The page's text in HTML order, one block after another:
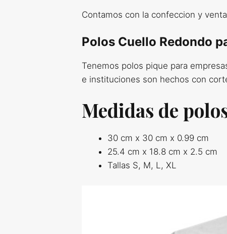
Contamos con la confeccion y
Polos Cuello Redondo
Tenemos polos pique para
e instituciones son hechos con
Medidas de
30 cm x 30 cm x 0.99 cm
25.4 cm x 18.8 cm x 2.5 cm
Tallas S, M, L, XL